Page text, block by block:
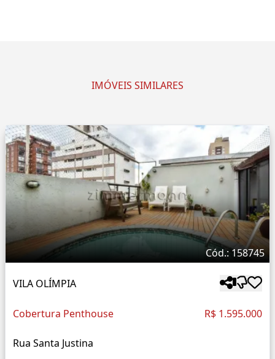
IMÓVEIS SIMILARES
Cód.: 158745
VILA OLÍMPIA
Cobertura Penthouse R$ 1.595.000
Rua Santa Justina